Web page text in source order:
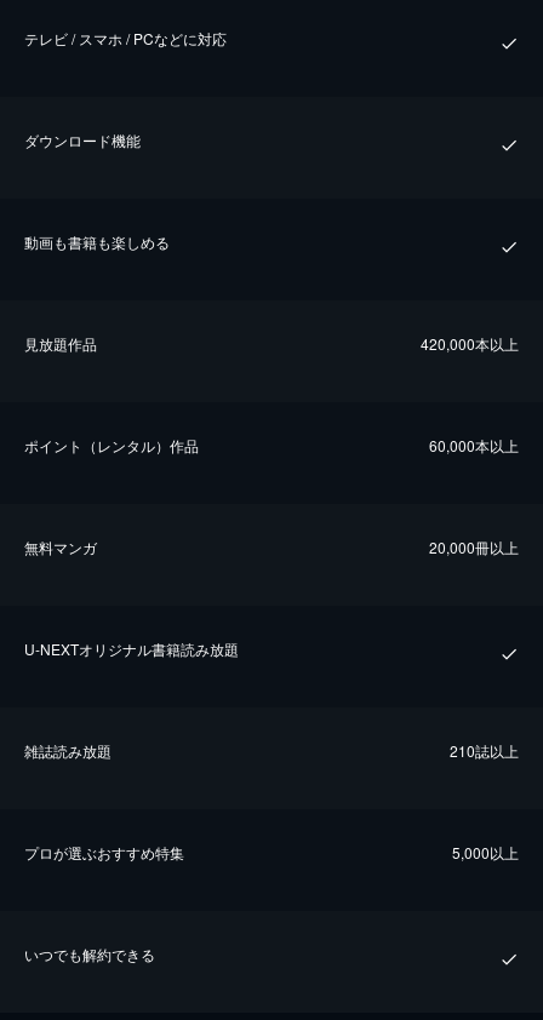
テレビ / スマホ / PCなどに対応
ダウンロード機能
動画も書籍も楽しめる
⾒放題作品 420,000本以上
ポイント（レンタル）作品 60,000本以上
無料マンガ 20,000冊以上
U-NEXTオリジナル書籍読み放題
雑誌読み放題 210誌以上
プロが選ぶおすすめ特集 5,000以上
いつでも解約できる